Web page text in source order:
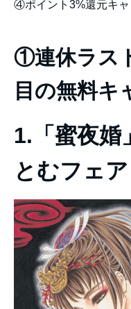
④ポイント3%還元キャ
①連休ラス
目の無料キ
1.「蜜夜婚
とむフェア